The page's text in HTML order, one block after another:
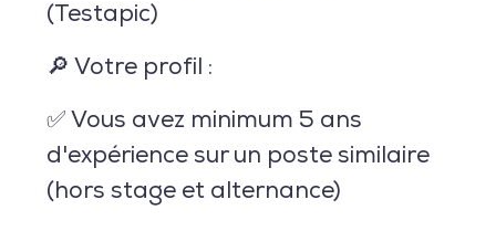
(Testapic)
🔎 Votre profil :
✅ Vous avez minimum 5 ans
d'expérience sur un poste similaire
(hors stage et alternance)